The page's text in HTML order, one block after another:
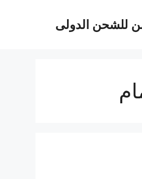
للشحن الدولى